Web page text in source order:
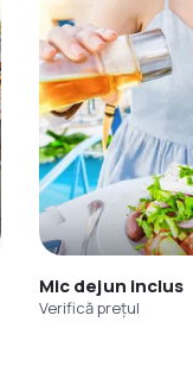
Mic dejun inclus
Verifică prețul